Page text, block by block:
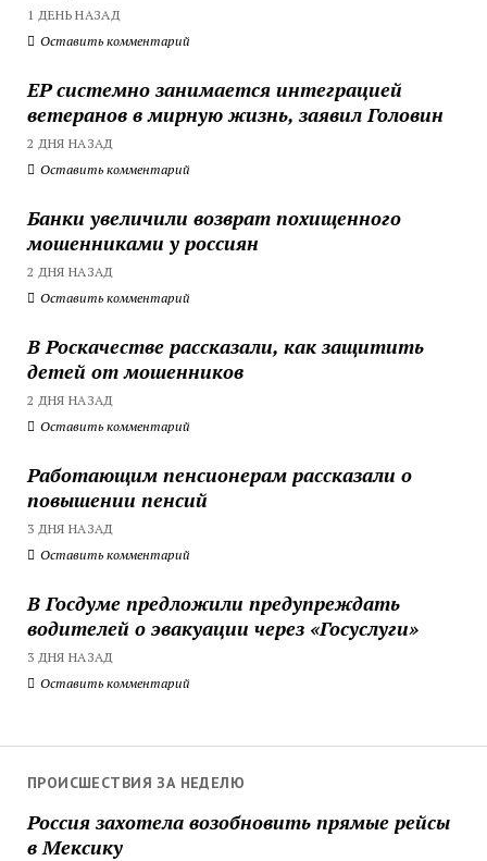
1 ДЕНЬ НАЗАД
Оставить комментарий
ЕР системно занимается интеграцией
ветеранов в мирную жизнь, заявил Головин
2 ДНЯ НАЗАД
Оставить комментарий
Банки увеличили возврат похищенного
мошенниками у россиян
2 ДНЯ НАЗАД
Оставить комментарий
В Роскачестве рассказали, как защитить
детей от мошенников
2 ДНЯ НАЗАД
Оставить комментарий
Работающим пенсионерам рассказали о
повышении пенсий
3 ДНЯ НАЗАД
Оставить комментарий
В Госдуме предложили предупреждать
водителей о эвакуации через «Госуслуги»
3 ДНЯ НАЗАД
Оставить комментарий
ПРОИСШЕСТВИЯ ЗА НЕДЕЛЮ
Россия захотела возобновить прямые рейсы
в Мексику